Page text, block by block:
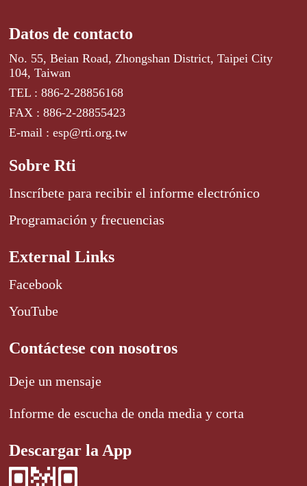
Datos de contacto
No. 55, Beian Road, Zhongshan District, Taipei City
104, Taiwan
TEL : 886-2-28856168
FAX : 886-2-28855423
E-mail : esp@rti.org.tw
Sobre Rti
Inscríbete para recibir el informe electrónico
Programación y frecuencias
External Links
Facebook
YouTube
Contáctese con nosotros
Deje un mensaje
Informe de escucha de onda media y corta
Descargar la App